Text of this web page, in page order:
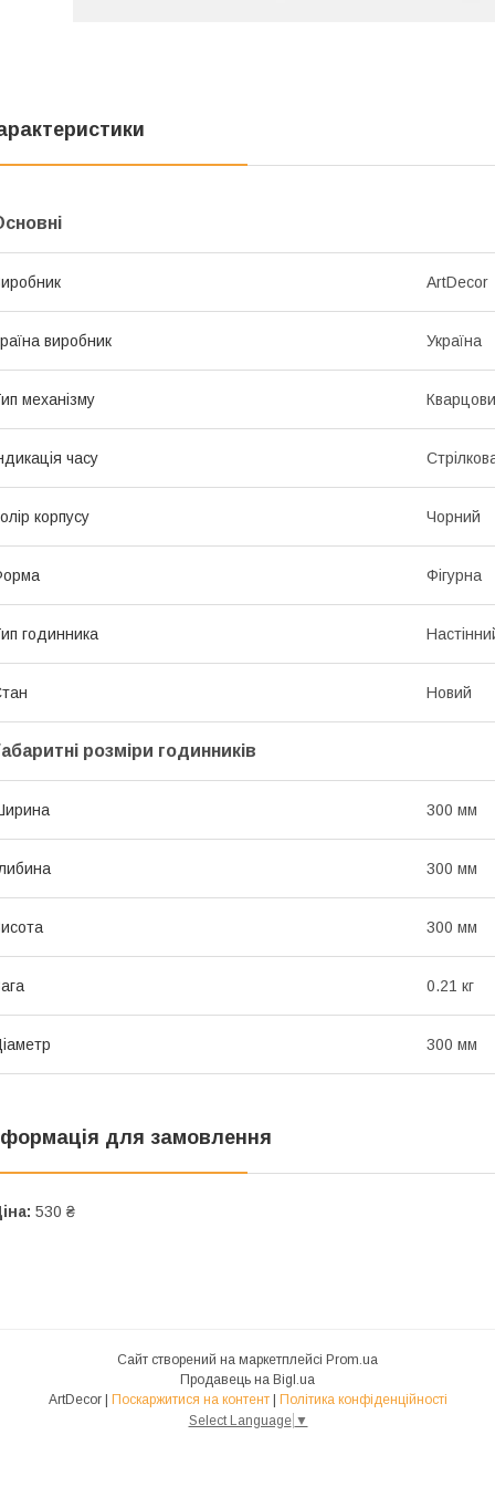
ArtDecor
виробник Україна
механізму
часу
корпусу Чорний
Фігурна
годинника
Новий
розміри годинників
300 мм
300 мм
300 мм
0.21 кг
300 мм
для замовлення
530 ₴
Сайт створений на маркетплейсі Prom.ua
Продавець на Bigl.ua
ArtDecor | Поскаржитися на контент | Політика конфіденційності
Select Language ▼